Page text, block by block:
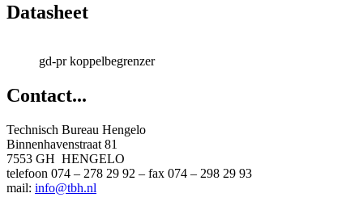
Datasheet
gd-pr koppelbegrenzer
Contact...
Technisch Bureau Hengelo
Binnenhavenstraat 81
7553 GH HENGELO
telefoon 074 – 278 29 92 – fax 074 – 298 29 93
mail: info@tbh.nl